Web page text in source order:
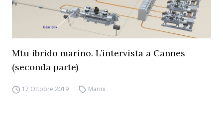
Mtu ibrido marino. L’intervista a Cannes
(seconda parte)
17 Ottobre 2019 Marini